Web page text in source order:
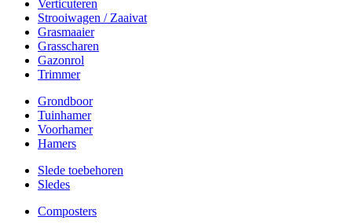
Verticuteren
Strooiwagen / Zaaivat
Grasmaaier
Grasscharen
Gazonrol
Trimmer
Grondboor
Tuinhamer
Voorhamer
Hamers
Slede toebehoren
Sledes
Composters